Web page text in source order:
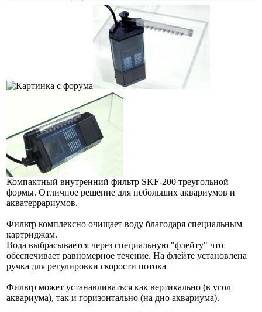
Компактный внутренний фильтр SKF-200 треугольной
формы. Отличное решение для небольших аквариумов и
акватеррариумов.
Фильтр комплексно очищает воду благодаря специальным
картриджам.
Вода выбрасывается через специальную "флейту" что
обеспечивает равномерное течение. На флейте установлена
ручка для регулировки скорости потока
Фильтр может устанавливаться как вертикально (в угол
аквариума), так и горизонтально (на дно аквариума).